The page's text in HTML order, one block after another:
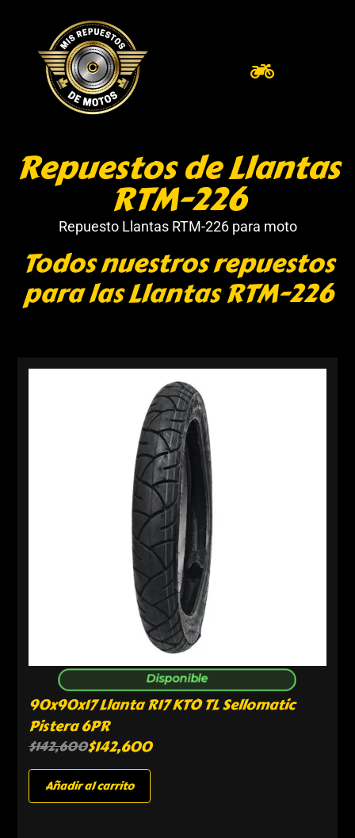
Repuestos de Llantas
RTM-226
Repuesto Llantas RTM-226 para moto
Todos nuestros repuestos
para las Llantas RTM-226
Disponible
90x90x17 Llanta R17 KTO TL Sellomatic
Pistera 6PR
$142,600$142,600
Añadir al carrito